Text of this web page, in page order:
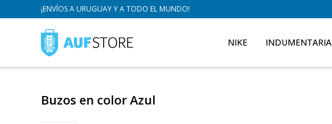
NIKE INDUMENTARIA
¡ENVÍOS A URUGUAY Y A TODO EL MUNDO!
Buzos en color Azul